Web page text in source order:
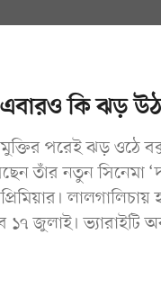
কি ঝড়
মুক্তির পরেই ঝড় ওঠে
তাঁর নতুন সিনেমা
লালগালিচায়
১৭ জুলাই। ভ্যারাইটি